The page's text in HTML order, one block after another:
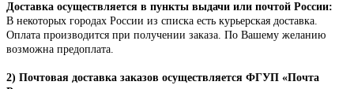
Доставка осуществляется в пункты выдачи или почтой России:
В некоторых городах России из списка есть курьерская доставка.
Оплата производится при получении заказа. По Вашему желанию
возможна предоплата.
2) Почтовая доставка заказов осуществляется ФГУП «Почта